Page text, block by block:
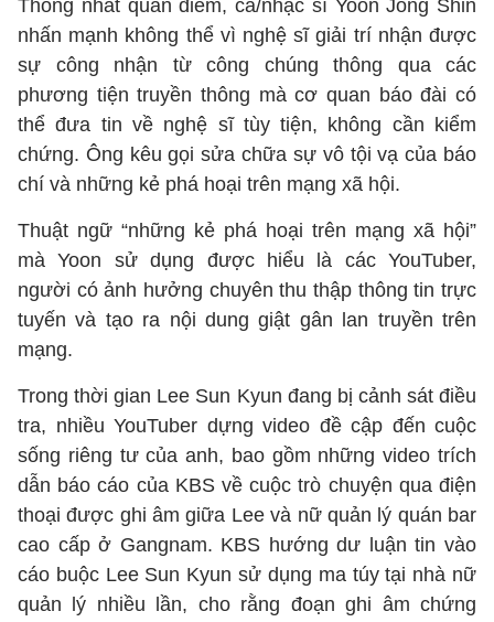
Thống nhất quan điểm, ca/nhạc sĩ Yoon Jong Shin
nhấn mạnh không thể vì nghệ sĩ giải trí nhận được
sự công nhận từ công chúng thông qua các
phương tiện truyền thông mà cơ quan báo đài có
thể đưa tin về nghệ sĩ tùy tiện, không cần kiểm
chứng. Ông kêu gọi sửa chữa sự vô tội vạ của báo
chí và những kẻ phá hoại trên mạng xã hội.
Thuật ngữ “những kẻ phá hoại trên mạng xã hội”
mà Yoon sử dụng được hiểu là các YouTuber,
người có ảnh hưởng chuyên thu thập thông tin trực
tuyến và tạo ra nội dung giật gân lan truyền trên
mạng.
Trong thời gian Lee Sun Kyun đang bị cảnh sát điều
tra, nhiều YouTuber dựng video đề cập đến cuộc
sống riêng tư của anh, bao gồm những video trích
dẫn báo cáo của KBS về cuộc trò chuyện qua điện
thoại được ghi âm giữa Lee và nữ quản lý quán bar
cao cấp ở Gangnam. KBS hướng dư luận tin vào
cáo buộc Lee Sun Kyun sử dụng ma túy tại nhà nữ
quản lý nhiều lần, cho rằng đoạn ghi âm chứng